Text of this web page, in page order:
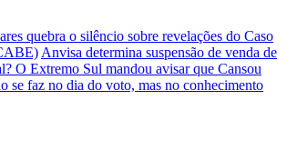
quebra o silêncio sobre revelações do Caso
Anvisa determina suspensão de venda de
O Extremo Sul mandou avisar que Cansou
se faz no dia do voto, mas no conhecimento